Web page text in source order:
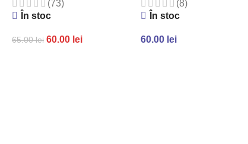
(73)
În stoc
65.00lei 60.00 lei
(8)
În stoc
60.00 lei